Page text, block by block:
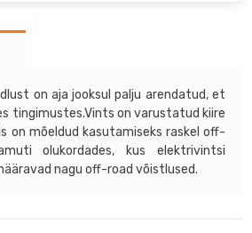
on aja jooksul palju arendatud, et
tingimustes.Vints on varustatud kiire
on mõeldud kasutamiseks raskel off-
olukordades, kus elektrivintsi
nagu off-road võistlused.